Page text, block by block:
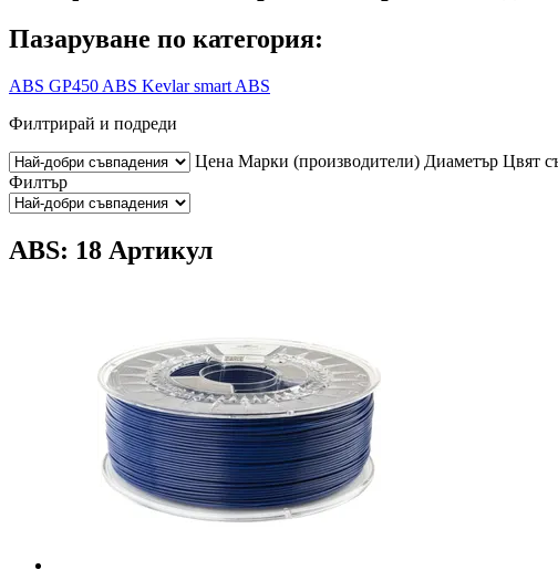
Пазаруване по категория:
ABS GP450 ABS Kevlar smart ABS
Филтрирай и подреди
Цена Марки (производители) Диаметър Цвят
Филтър
ABS: 18 Артикул